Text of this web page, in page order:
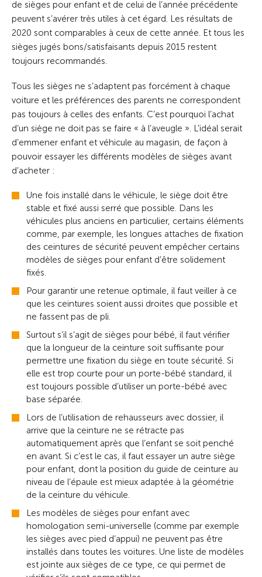
de sièges pour enfant et de celui de l’année précédente
peuvent s’avérer très utiles à cet égard. Les résultats de
2020 sont comparables à ceux de cette année. Et tous les
sièges jugés bons/satisfaisants depuis 2015 restent
toujours recommandés.
Tous les sièges ne s’adaptent pas forcément à chaque
voiture et les préférences des parents ne correspondent
pas toujours à celles des enfants. C’est pourquoi l’achat
d’un siège ne doit pas se faire « à l’aveugle ». L’idéal serait
d’emmener enfant et véhicule au magasin, de façon à
pouvoir essayer les différents modèles de sièges avant
d’acheter :
Une fois installé dans le véhicule, le siège doit être
stable et fixé aussi serré que possible. Dans les
véhicules plus anciens en particulier, certains éléments
comme, par exemple, les longues attaches de fixation
des ceintures de sécurité peuvent empêcher certains
modèles de sièges pour enfant d’être solidement
fixés.
Pour garantir une retenue optimale, il faut veiller à ce
que les ceintures soient aussi droites que possible et
ne fassent pas de pli.
Surtout s’il s’agit de sièges pour bébé, il faut vérifier
que la longueur de la ceinture soit suffisante pour
permettre une fixation du siège en toute sécurité. Si
elle est trop courte pour un porte-bébé standard, il
est toujours possible d’utiliser un porte-bébé avec
base séparée.
Lors de l’utilisation de rehausseurs avec dossier, il
arrive que la ceinture ne se rétracte pas
automatiquement après que l’enfant se soit penché
en avant. Si c’est le cas, il faut essayer un autre siège
pour enfant, dont la position du guide de ceinture au
niveau de l’épaule est mieux adaptée à la géométrie
de la ceinture du véhicule.
Les modèles de sièges pour enfant avec
homologation semi-universelle (comme par exemple
les sièges avec pied d’appui) ne peuvent pas être
installés dans toutes les voitures. Une liste de modèles
est jointe aux sièges de ce type, ce qui permet de